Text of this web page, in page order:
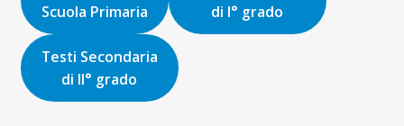
Scuola Primaria
di I° grado
Testi Secondaria
di II° grado